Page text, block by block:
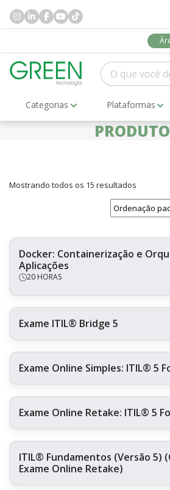
Categorias Plataformas
Mostrando todos os 15 resultados
Docker: Containerização e
Aplicações
20 HORAS
Exame ITIL® Bridge 5
Exame Online Simples: ITIL® 5
Exame Online Retake: ITIL® 5
ITIL® Fundamentos (Versão 5)
Exame Online Retake)